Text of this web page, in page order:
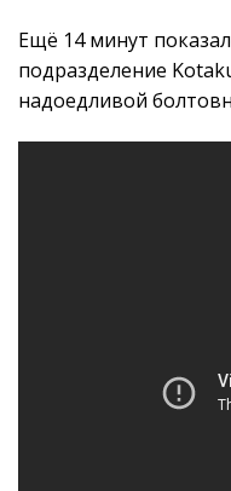
Ещё 14 минут
подразделение
надоедливой